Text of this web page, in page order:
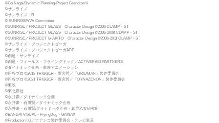
©Go Nagai/Dynamic Planning-Project GrendizerU
©サンライズ
©サンライズ・R
© SUNRISE/VVV Committee
©SUNRISE／PROJECT GEASS Character Design ©2006 CLAMP・ST
©SUNRISE／PROJECT GEASS Character Design ©2006-2008 CLAMP・ST
©SUNRISE／PROJECT G-AKITO Character Design ©2006-2011 CLAMP・ST
©サンライズ・プロジェクトゼーガ
©サンライズ・プロジェクトゼーガADP
©創通・サンライズ
©創通・フィールズ・フライングドッグ／ACTIVERAID PARTNERS
©ダイナミック企画・東映アニメーション
©円谷プロ ©2018 TRIGGER・雨宮哲／「GRIDMAN」製作委員会
©円谷プロ ©2021 TRIGGER・雨宮哲／「DYNAZENON」製作委員会
©東映
©東北新社
©永井豪／ダイナミック企画
©永井豪・石川賢／ダイナミック企画
©永井豪・石川賢/ダイナミック企画・真早乙女研究所
©BANDAI VISUAL・FlyingDog・GAINAX
©Production I.G／ナデシコ製作委員会・テレビ東京